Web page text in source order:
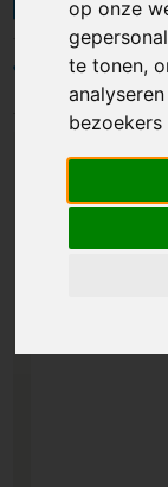
op onze
te tonen,
bezoekers
en kunnen
logo of
bidons als
manier
Filters